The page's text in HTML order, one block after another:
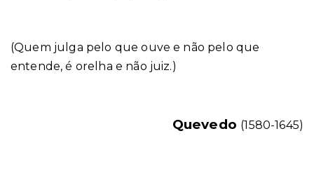
(Quem julga pelo que ouve e não pelo que
entende, é orelha e não juiz.)
Quevedo (1580-1645)